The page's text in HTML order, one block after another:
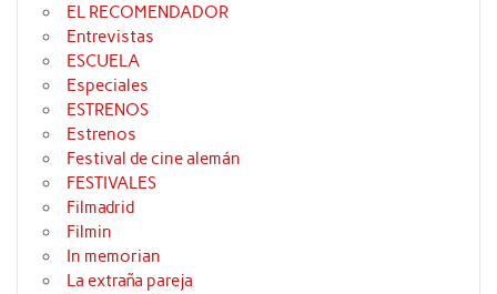
EL RECOMENDADOR
Entrevistas
ESCUELA
Especiales
ESTRENOS
Estrenos
Festival de cine alemán
FESTIVALES
Filmadrid
Filmin
In memorian
La extraña pareja